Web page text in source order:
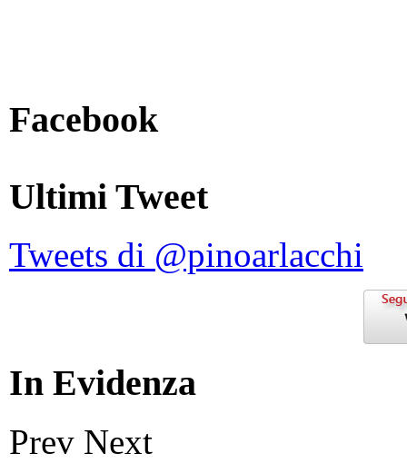
Facebook
Ultimi Tweet
Tweets di @pinoarlacchi
In Evidenza
Prev Next